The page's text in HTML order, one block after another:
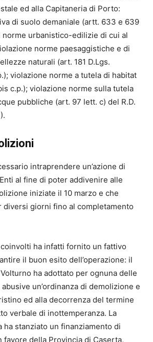
ed alla Capitaneria di Porto:
di suolo demaniale (artt. 633 e 639
norme urbanistico-edilizie di cui al
norme paesaggistiche e di
naturali (art. 181 D.Lgs.
violazione norme a tutela di habitat
c.p.); violazione norme sulla tutela
pubbliche (art. 97 lett. c) del R.D.
intraprendere un’azione di
al fine di poter addivenire alle
iniziate il 10 marzo e che
diversi giorni fino al completamento
ha infatti fornito un fattivo
il buon esito dell’operazione: il
ha adottato per ognuna delle
un’ordinanza di demolizione e
ed alla decorrenza del termine
verbale di inottemperanza. La
ha stanziato un finanziamento di
favore della Provincia di Caserta,